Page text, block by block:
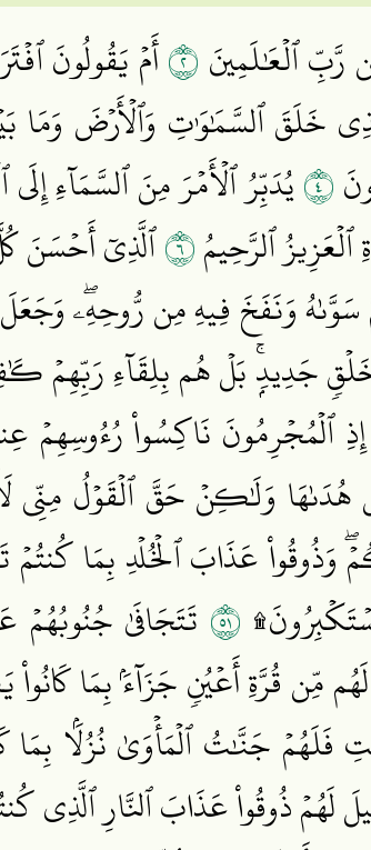
رَّبِّ ٱلۡعَٰلَمِينَ٢أَمۡ يَقُولُونَ
خَلَقَ ٱلسَّمَٰوَٰتِ وَٱلۡأَرۡضَ وَمَا
٤يُدَبِّرُ ٱلۡأَمۡرَ مِنَ ٱلسَّمَآءِ
ٱلرَّحِيمُ٦ٱلَّذِيٓ أَحۡسَنَ
وَنَفَخَ فِيهِ مِن رُّوحِهِۦۖ
خَلۡقٖ جَدِيدِۭۚ بَلۡ هُم بِلِقَآءِ رَبِّهِمۡ
ٱلۡمُجۡرِمُونَ نَاكِسُواْ رُءُوسِهِمۡ
هُدَىٰهَا وَلَٰكِنۡ حَقَّ ٱلۡقَوۡلُ مِنِّي
عَذَابَ ٱلۡخُلۡدِ بِمَا كُنتُمۡ
١٥ تَتَجَافَىٰ
مِّن قُرَّةِ أَعۡيُنٖ جَزَآءَۢ بِمَا كَانُواْ
فَلَهُمۡ جَنَّٰتُ ٱلۡمَأۡوَىٰ نُزُلَۢا بِمَا
لَهُمۡ ذُوقُواْ عَذَابَ ٱلنَّارِ ٱلَّذِي